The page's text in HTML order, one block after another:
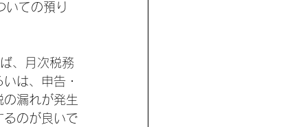
いての預り
、月次税務
は、申告・
漏れが発生
るのが良いで